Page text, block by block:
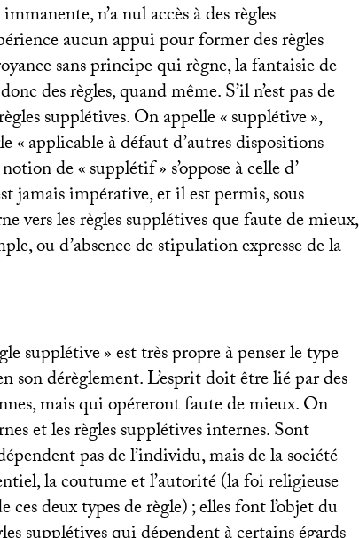
n’a nul accès à des règles
aucun appui pour former des règles
sans principe qui règne, la fantaisie de
des règles, quand même. S’il n’est pas de
supplétives. On appelle «supplétive»,
«applicable à défaut d’autres dispositions
de «supplétif» s’oppose à celle d’
jamais impérative, et il est permis, sous
vers les règles supplétives que faute de mieux,
ou d’absence de stipulation expresse de la
supplétive» est très propre à penser le type
son dérèglement. L’esprit doit être lié par des
mais qui opéreront faute de mieux. On
et les règles supplétives internes. Sont
pas de l’individu, mais de la société
la coutume et l’autorité (la foi religieuse
ces deux types de règle); elles font l’objet du